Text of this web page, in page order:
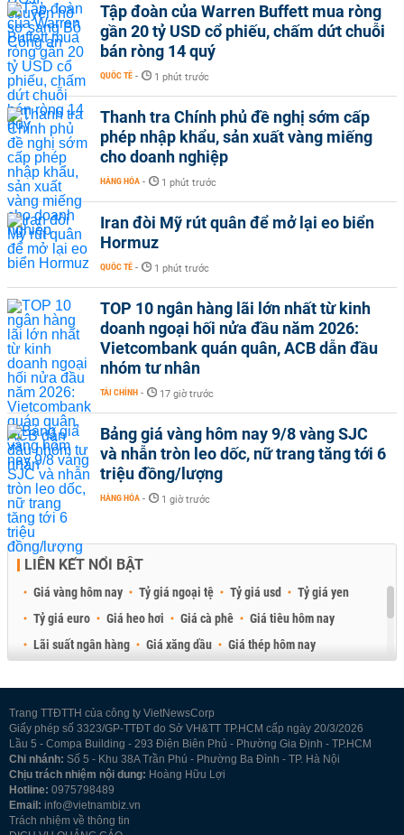
Tập đoàn của Warren Buffett mua ròng
gần 20 tỷ USD cổ phiếu, chấm dứt chuỗi
bán ròng 14 quý
QUỐC TẾ - 1 phút trước
Thanh tra Chính phủ đề nghị sớm cấp
phép nhập khẩu, sản xuất vàng miếng
cho doanh nghiệp
HÀNG HÓA - 1 phút trước
Iran đòi Mỹ rút quân để mở lại eo biển
Hormuz
QUỐC TẾ - 1 phút trước
TOP 10 ngân hàng lãi lớn nhất từ kinh
doanh ngoại hối nửa đầu năm 2026:
Vietcombank quán quân, ACB dẫn đầu
nhóm tư nhân
TÀI CHÍNH - 17 giờ trước
Bảng giá vàng hôm nay 9/8 vàng SJC
và nhẫn tròn leo dốc, nữ trang tăng tới 6
triệu đồng/lượng
HÀNG HÓA - 1 giờ trước
LIÊN KẾT NỔI BẬT
Giá vàng hôm nay Tỷ giá ngoại tệ Tỷ giá usd
Tỷ giá yen
Tỷ giá euro
Giá heo hơi Giá cà phê
Giá tiêu hôm nay
Lãi suất ngân hàng
Giá xăng dầu
Giá thép hôm nay
Trang TTĐTTH của công ty VietNewsCorp
Giấy phép số 3323/GP-TTĐT do Sở VH&TT TP.HCM cấp ngày 20/3/2026
Lầu 5 - Compa Building - 293 Điện Biên Phủ - Phường Gia Định - TP.HCM
Chi nhánh: Số 5 - Khu 38A Trần Phú - Phường Ba Đình - TP. Hà Nội
Chịu trách nhiệm nội dung: Hoàng Hữu Lợi
Hotline: 0975798489
Email: info@vietnambiz.vn
Trách nhiệm về thông tin